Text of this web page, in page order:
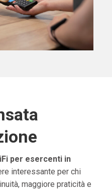
per esercenti in
interessante per chi
maggiore praticità e